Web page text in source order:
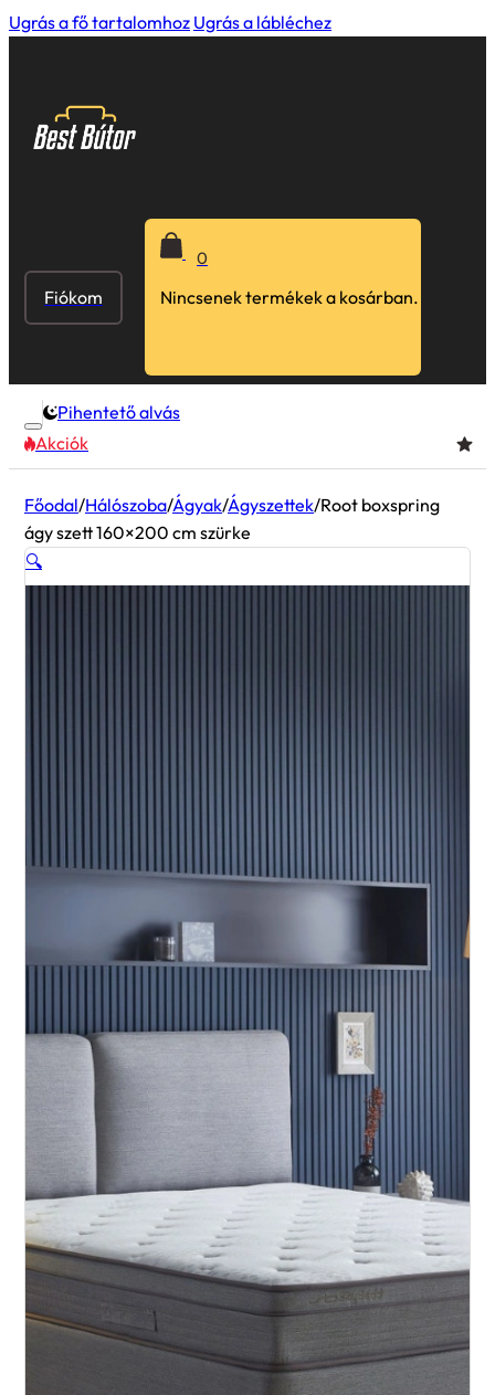
Ugrás a fő tartalomhoz Ugrás a lábléchez
Fiókom
0
Nincsenek termékek a kosárban.
Pihentető alvás
Akciók
Főodal/Hálószoba/Ágyak/Ágyszettek/Root boxspring
ágy szett 160×200 cm szürke
🔍